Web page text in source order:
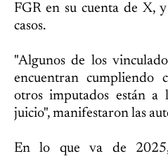
FGR en su cuenta de X,
casos.
"Algunos de los
encuentran cumpliendo
otros imputados están a
juicio", manifestaron las
En lo que va de